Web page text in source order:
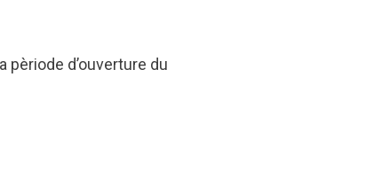
d’ouverture du